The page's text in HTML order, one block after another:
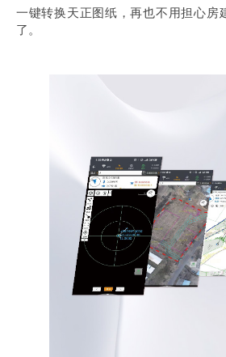
一键转换天正图纸，再也不用担心房
了。